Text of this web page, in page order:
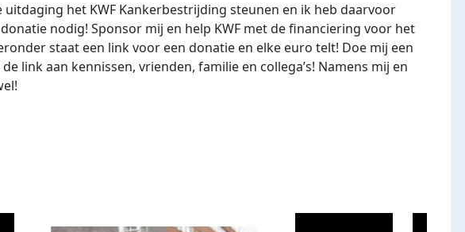
uitdaging het KWF Kankerbestrijding steunen en ik heb daarvoor
nodig! Sponsor mij en help KWF met de financiering voor het
staat een link voor een donatie en elke euro telt! Doe mij een
link aan kennissen, vrienden, familie en collega’s! Namens mij en